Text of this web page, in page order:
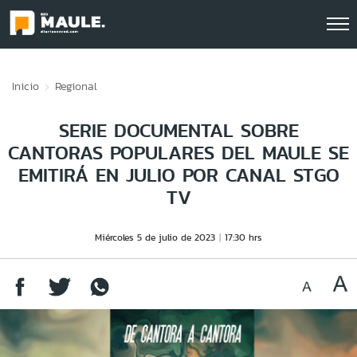
Inicio Regional
SERIE DOCUMENTAL SOBRE
CANTORAS POPULARES DEL MAULE SE
EMITIRÁ EN JULIO POR CANAL STGO
TV
Miércoles 5 de julio de 2023 17:30 hrs